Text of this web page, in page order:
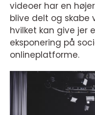
videoer har en
blive delt og
hvilket kan give jer
eksponering på
onlineplatforme.